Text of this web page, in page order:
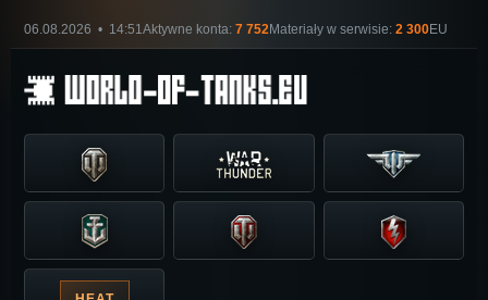
06.08.2026 • 14:51Aktywne konta: 7 752Materiały w serwisie: 2 300EU